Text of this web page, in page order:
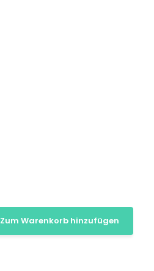
Zum Warenkorb hinzufügen